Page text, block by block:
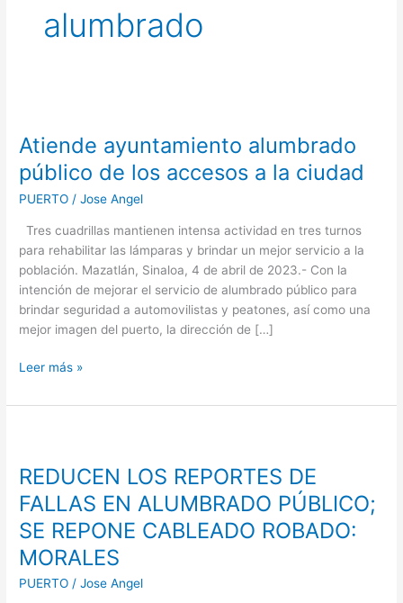
alumbrado
Atiende ayuntamiento alumbrado
público de los accesos a la ciudad
PUERTO /Jose Angel
Tres cuadrillas mantienen intensa actividad en tres turnos
para rehabilitar las lámparas y brindar un mejor servicio a la
población. Mazatlán, Sinaloa, 4 de abril de 2023.- Con la
intención de mejorar el servicio de alumbrado público para
brindar seguridad a automovilistas y peatones, así como una
mejor imagen del puerto, la dirección de […]
alumbrado
público
de
los
la
ciudad
Leer más »
REDUCEN LOS REPORTES DE
FALLAS EN ALUMBRADO PÚBLICO;
SE REPONE CABLEADO ROBADO:
MORALES
PUERTO /Jose Angel
REPORTES
DE
FALLAS
EN
ALUMBRADO
SE